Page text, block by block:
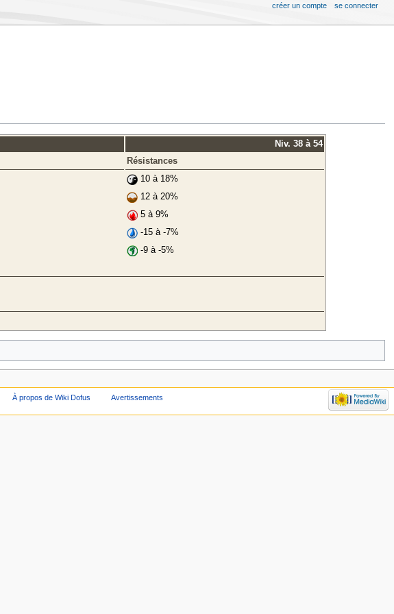
Niv. 38 à 54
Résistances
10 à 18%
12 à 20%
5 à 9%
-15 à -7%
-9 à -5%
créer un compte se connecter
À propos de Wiki Dofus Avertissements